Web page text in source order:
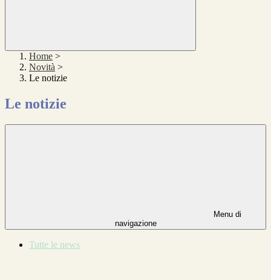
Home >
Novità >
Le notizie
Le notizie
Menu di
navigazione
Tutte le news